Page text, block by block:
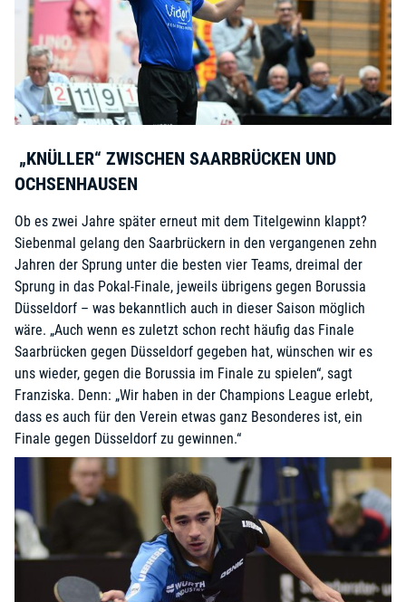
„KNÜLLER“ ZWISCHEN SAARBRÜCKEN UND
OCHSENHAUSEN
Ob es zwei Jahre später erneut mit dem Titelgewinn klappt?
Siebenmal gelang den Saarbrückern in den vergangenen zehn
Jahren der Sprung unter die besten vier Teams, dreimal der
Sprung in das Pokal-Finale, jeweils übrigens gegen Borussia
Düsseldorf – was bekanntlich auch in dieser Saison möglich
wäre. „Auch wenn es zuletzt schon recht häufig das Finale
Saarbrücken gegen Düsseldorf gegeben hat, wünschen wir es
uns wieder, gegen die Borussia im Finale zu spielen“, sagt
Franziska. Denn: „Wir haben in der Champions League erlebt,
dass es auch für den Verein etwas ganz Besonderes ist, ein
Finale gegen Düsseldorf zu gewinnen.“